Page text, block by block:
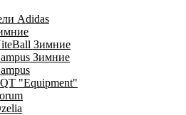
Adidas
Зимние
Зимние
"Equipment"